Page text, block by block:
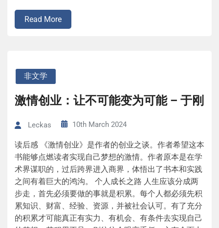
Read More
非文学
激情创业：让不可能变为可能 – 于刚
Leckas 10th March 2024
读后感 《激情创业》是作者的创业之谈。作者希望这本
书能够点燃读者实现自己梦想的激情。作者原本是在学
术界谋职的，过后跨界进入商界，体悟出了书本和实践
之间有着巨大的鸿沟。 个人成长之路 人生应该分成两
步走，首先必须要做的事就是积累。每个人都必须先积
累知识、财富、经验、资源，并被社会认可。有了充分
的积累才可能真正有实力、有机会、有条件去实现自己